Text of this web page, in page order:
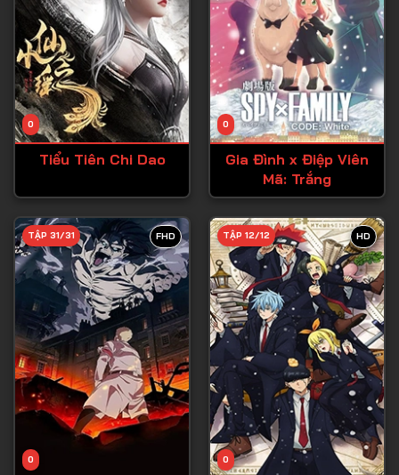
Tập 11
Tập 12
Tập 13
Tập 14
Tập 15
Tập 17
Tập 18
Tập 19
Tập 20
Tập 21
Tập 22
Tập 23
Tập 24
Tập 25
0
Tiểu Tiên Chi Dao
0
Gia Đình x Điệp Viên
Mã: Trắng
FHD
0
TẬP 31/31 HD
0
TẬP 12/12